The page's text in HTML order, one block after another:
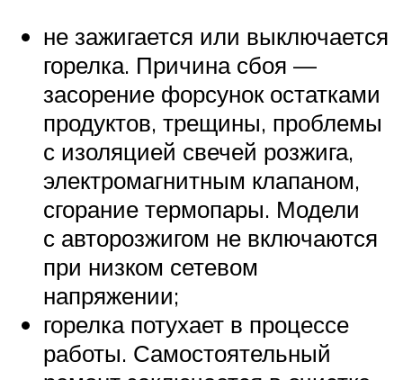
не зажигается или выключается
горелка. Причина сбоя —
засорение форсунок остатками
продуктов, трещины, проблемы
с изоляцией свечей розжига,
электромагнитным клапаном,
сгорание термопары. Модели
с авторозжигом не включаются
при низком сетевом
напряжении;
горелка потухает в процессе
работы. Самостоятельный